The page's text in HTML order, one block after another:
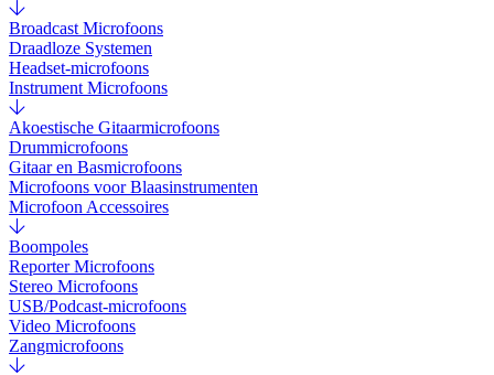
Broadcast Microfoons
Draadloze Systemen
Headset-microfoons
Instrument Microfoons
Akoestische Gitaarmicrofoons
Drummicrofoons
Gitaar en Basmicrofoons
Microfoons voor Blaasinstrumenten
Microfoon Accessoires
Boompoles
Reporter Microfoons
Stereo Microfoons
USB/Podcast-microfoons
Video Microfoons
Zangmicrofoons